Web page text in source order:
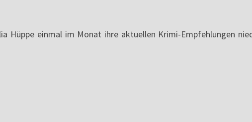
Hüppe einmal im Monat ihre aktuellen Krimi-Empfehlungen